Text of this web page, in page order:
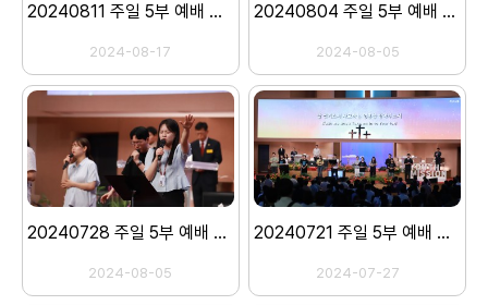
20240811 주일 5부 예배 스케치
2024-08-17
20240804 주일 5부 예배 스케치
2024-08-05
20240728 주일 5부 예배 스케치
2024-08-05
20240721 주일 5부 예배 스케치
2024-07-27